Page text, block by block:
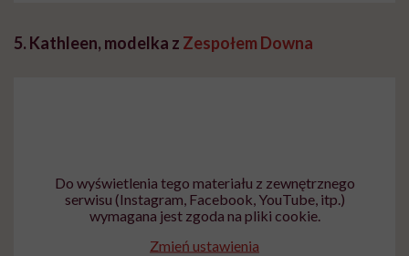
5. Kathleen, modelka z Zespołem Downa
Do wyświetlenia tego materiału z zewnętrznego
serwisu (Instagram, Facebook, YouTube, itp.)
wymagana jest zgoda na pliki cookie.
Zmień ustawienia